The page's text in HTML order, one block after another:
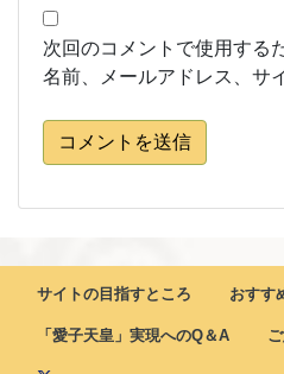
次回のコメントで使用する
名前、メールアドレス、サ
コメントを送信
サイトの目指すところ おすす
「愛子天皇」実現へのQ＆A